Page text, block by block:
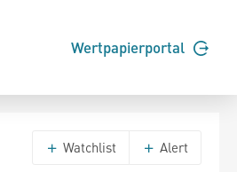
Wertpapierportal
Watchlist Alert